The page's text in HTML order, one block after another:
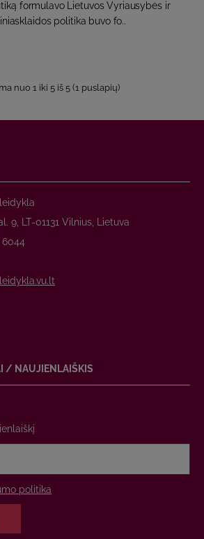
formulavo Lietuvos Vyriausybės ir
politika buvo fo..
nuo 1 iki 5 iš 5 (1 puslapių)
9, LT-01131 Vilnius, Lietuva
6044
/ NAUJIENLAIŠKIS
politika